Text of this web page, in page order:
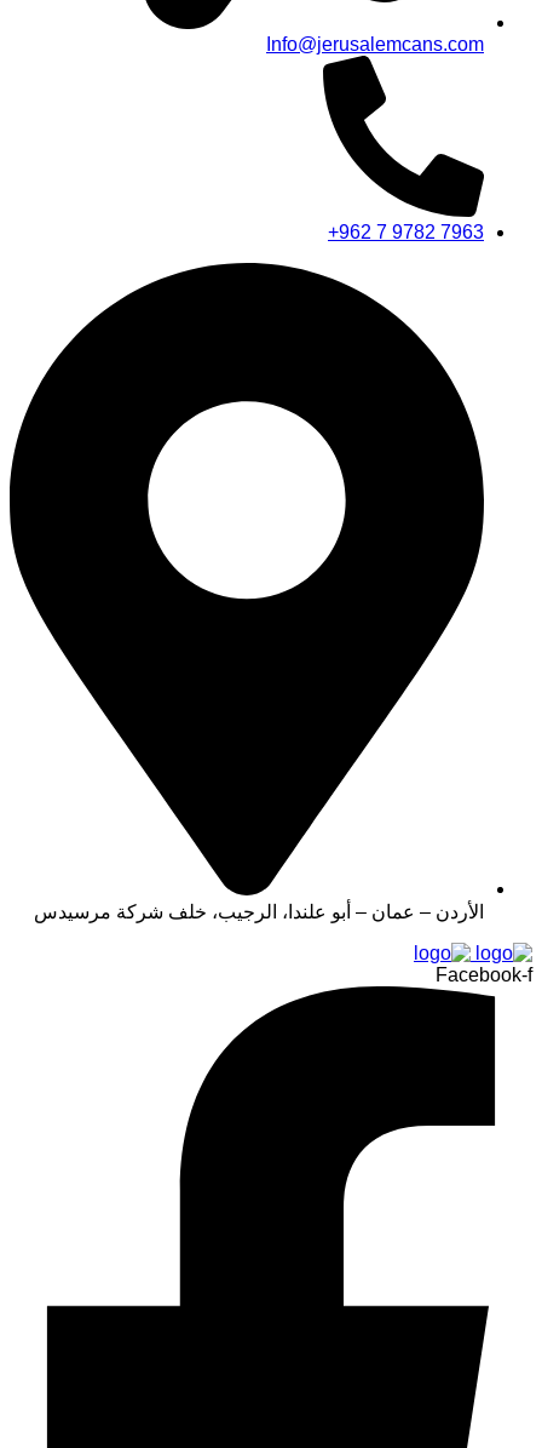
Info@jerusalemcans.com
+962 7 9782 7963
الأردن – عمان – أبو علندا، الرجيب، خلف شركة مرسيدس
Facebook-f